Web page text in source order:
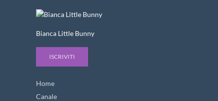
Bianca Little Bunny
ISCRIVITI
Home
Canale